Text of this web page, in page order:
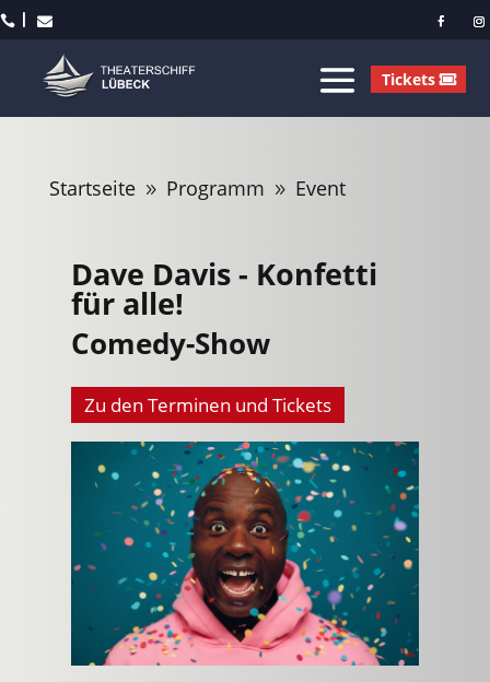
 
Tickets
Startseite 9 Programm 9 Event
Dave Davis - Konfetti
für alle!
Comedy-Show
Zu den Terminen und Tickets